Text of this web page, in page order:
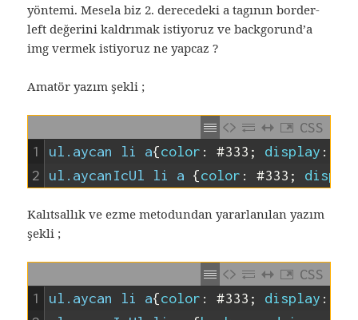
yöntemi. Mesela biz 2. derecedeki a tagının border-
left değerini kaldrımak istiyoruz ve backgorund’a
img vermek istiyoruz ne yapcaz ?
Amatör yazım şekli ;
CSS
1
2
ul.aycan li a{color : #333 ; display :
ul.aycanIcUl li a {color : #333 ;
Kalıtsallık ve ezme metodundan yararlanılan yazım
şekli ;
CSS
1
ul.aycan li a{color : #333 ; display :